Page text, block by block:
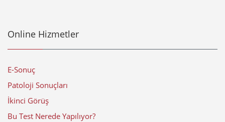
Online Hizmetler
E-Sonuç
Patoloji Sonuçları
İkinci Görüş
Bu Test Nerede Yapılıyor?